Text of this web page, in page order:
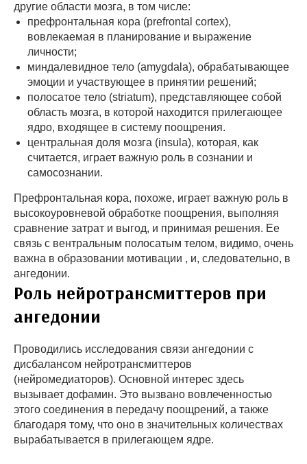
другие области мозга, в том числе:
префронтальная кора (prefrontal cortex),
вовлекаемая в планирование и выражение
личности;
миндалевидное тело (amygdala), обрабатывающее
эмоции и участвующее в принятии решений;
полосатое тело (striatum), представляющее собой
область мозга, в которой находится прилегающее
ядро, входящее в систему поощрения.
центральная доля мозга (insula), которая, как
считается, играет важную роль в сознании и
самосознании.
Префронтальная кора, похоже, играет важную роль в
высокоуровневой обработке поощрения, выполняя
сравнение затрат и выгод, и принимая решения. Ее
связь с вентральным полосатым телом, видимо, очень
важна в образовании мотивации , и, следовательно, в
ангедонии.
Роль нейротрансмиттеров при
ангедонии
Проводились исследования связи ангедонии с
дисбалансом нейротрансмиттеров
(нейромедиаторов). Основной интерес здесь
вызывает дофамин. Это вызвано вовлеченностью
этого соединения в передачу поощрений, а также
благодаря тому, что оно в значительных количествах
вырабатывается в прилегающем ядре.